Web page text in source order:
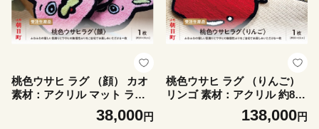
桃色ウサヒ ラグ （顔） カオ
素材：アクリル マット ラグ
テリア 山形県 朝日町 山形
38,000円
桃色ウサヒ ラグ （りんご）
リンゴ 素材：アクリル 約80c
m×65cm マット ラグマット
洗える おしゃれ インテリア
138,000円